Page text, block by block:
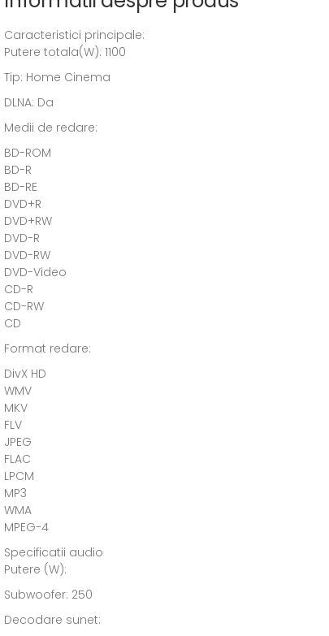
Caracteristici principale:
Putere totala(W): 1100
Tip: Home Cinema
DLNA: Da
Medii de redare:
BD-ROM
BD-R
BD-RE
DVD+R
DVD+RW
DVD-R
DVD-RW
DVD-Video
CD-R
CD-RW
CD
Format redare:
DivX HD
WMV
MKV
FLV
JPEG
FLAC
LPCM
MP3
WMA
MPEG-4
Specificatii audio
Putere (W):
Subwoofer: 250
Decodare sunet: